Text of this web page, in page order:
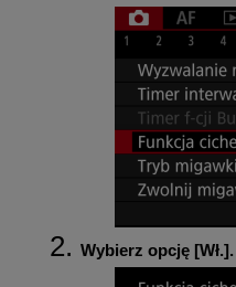
Wybierz opcję [Wł.].